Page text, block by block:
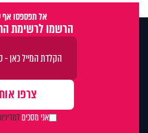
אל תפספסו אף
הרשמו לרשימת
אני מסכים